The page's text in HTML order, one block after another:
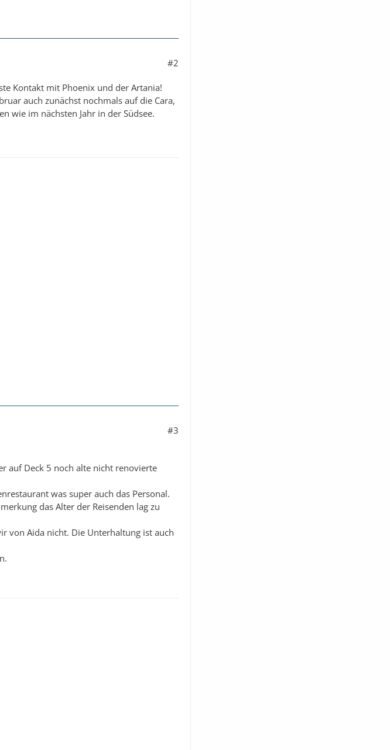
#2
Kontakt mit Phoenix und der Artania!
auch zunächst nochmals auf die Cara,
wie im nächsten Jahr in der Südsee.
#3
auf Deck 5 noch alte nicht renovierte
was super auch das Personal.
das Alter der Reisenden lag zu
von Aida nicht. Die Unterhaltung ist auch